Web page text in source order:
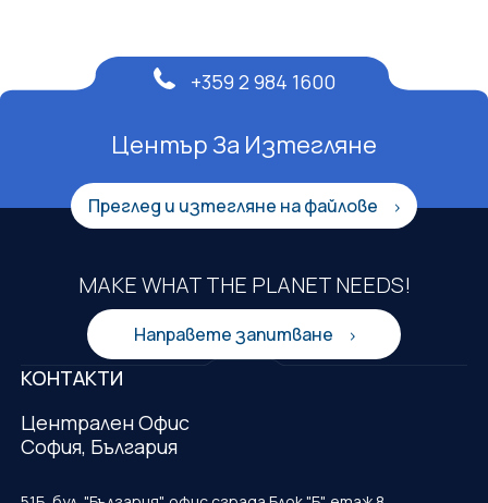
Център За Изтегляне
Преглед и изтегляне на файлове
+359 2 984 1600
MAKE WHAT THE PLANET NEEDS!
Направете запитване
КОНТАКТИ
Централен Офис
София, България